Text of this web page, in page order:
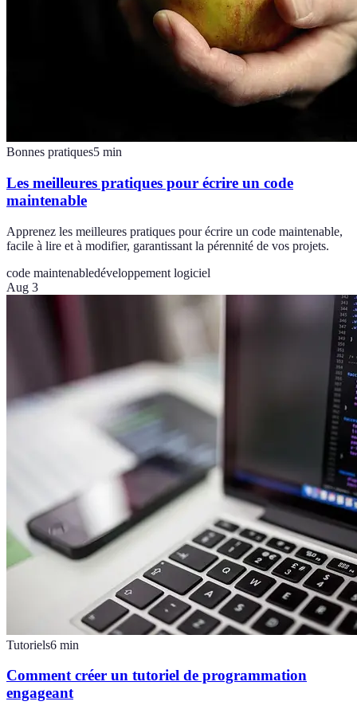
Bonnes pratiques5 min
Les meilleures pratiques pour écrire un code
maintenable
Apprenez les meilleures pratiques pour écrire un code maintenable,
facile à lire et à modifier, garantissant la pérennité de vos projets.
code maintenabledéveloppement logiciel
Aug 3
Tutoriels6 min
Comment créer un tutoriel de programmation
engageant